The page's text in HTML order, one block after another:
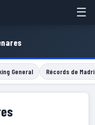
☰
General Récords de